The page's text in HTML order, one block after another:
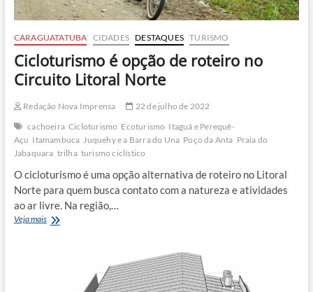
CARAGUATATUBA CIDADES DESTAQUES TURISMO
Cicloturismo é opção de roteiro no
Circuito Litoral Norte
Redação Nova Imprensa
22 de julho de 2022
cachoeira Cicloturismo Ecoturismo Itaguá e Perequê-
Açu Itamambuca Juquehy e a Barra do Una Poço da Anta Praia do
Jabaquara trilha turismo ciclístico
O cicloturismo é uma opção alternativa de roteiro no Litoral
Norte para quem busca contato com a natureza e atividades
ao ar livre. Na região,…
Veja maisCicloturismo